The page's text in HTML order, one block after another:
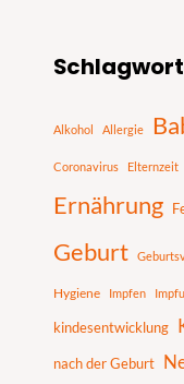
Alkohol Allergie
Coronavirus Elternzeit
Ernährung
Geburt
Hygiene Impfen
kindesentwicklung
nach der Geburt
u
h
e
n